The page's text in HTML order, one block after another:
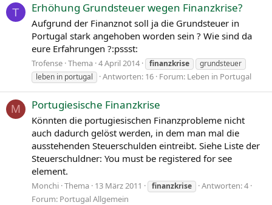
T Erhöhung Grundsteuer wegen Finanzkrise?
Aufgrund der Finanznot soll ja die Grundsteuer in
Portugal stark angehoben worden sein ? Wie sind da
eure Erfahrungen ?:pssst:
Trofense Thema 4 April 2014 finanzkrise
grundsteuer
leben in portugal
Antworten: 16 Forum: Leben in Portugal
M Portugiesische Finanzkrise
Könnten die portugiesischen Finanzprobleme nicht
auch dadurch gelöst werden, in dem man mal die
ausstehenden Steuerschulden eintreibt. Siehe Liste der
Steuerschuldner: You must be registered for see
element.
Monchi Thema 13 März 2011 finanzkrise
Antworten: 4
Forum: Portugal Allgemein